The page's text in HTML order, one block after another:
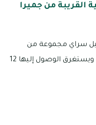
القريبة من جميرا
سراي مجموعة من
الشواطئ ووجهات الترفية المتميزة، ويستغرق الوصول إليها 12